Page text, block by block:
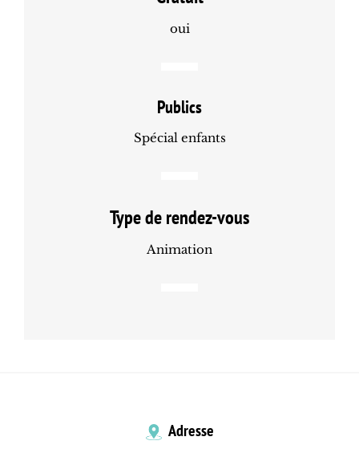
oui
Publics
Spécial enfants
Type de rendez-vous
Animation
Adresse